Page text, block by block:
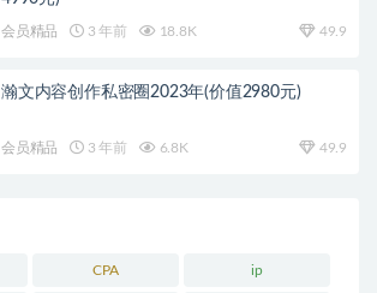
会员精品 3 年前 18.8K 49.9
瀚文内容创作私密圈2023年(价值2980元)
会员精品 3 年前 6.8K 49.9
CPA ip